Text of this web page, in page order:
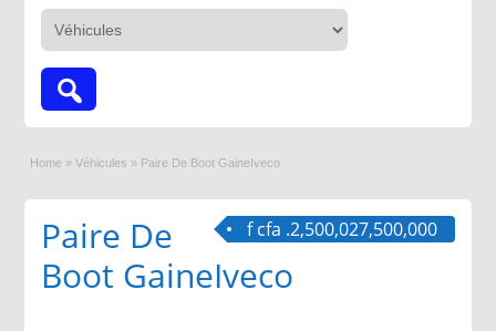
Home » Véhicules » Paire De Boot GaineIveco
f cfa .2,500,027,500,000
Paire De
Boot GaineIveco